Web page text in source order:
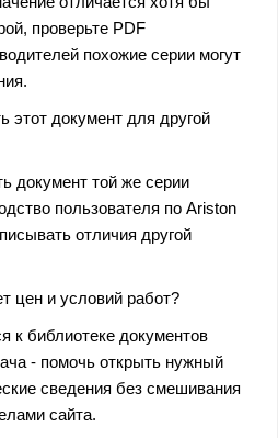
проверьте PDF
похожие серии могут
этот документ для другой
документ той же серии
пользователя по Ariston
отличия другой
цен и условий работ?
к библиотеке документов
- помочь открыть нужный
сведения без смешивания
сайта.